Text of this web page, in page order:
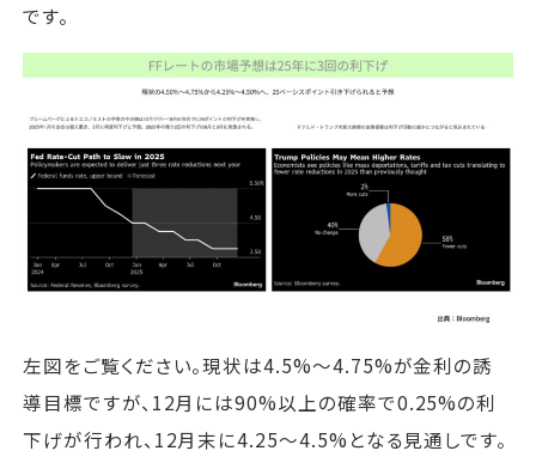
です。
左図をご覧ください。現状は4.5%～4.75%が金利の誘
導目標ですが、12月には90%以上の確率で0.25%の利
下げが行われ、12月末に4.25～4.5%となる見通しです。